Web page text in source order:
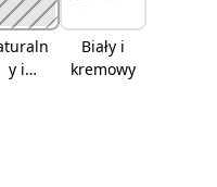
y i
Biały i
kremowy